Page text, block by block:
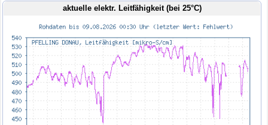
aktuelle elektr. Leitfähigkeit (bei 25°C)